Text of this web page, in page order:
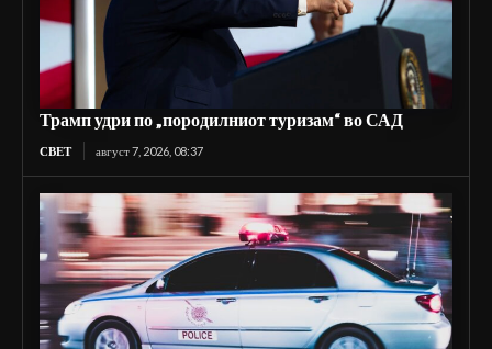
Трамп удри по „породилниот туризам“ во САД
СВЕТ август 7, 2026, 08:37